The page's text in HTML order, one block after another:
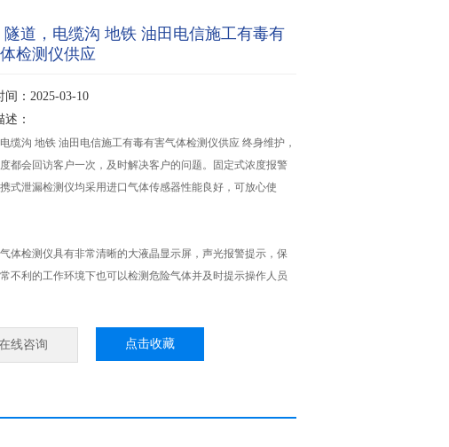
隧道，电缆沟 地铁 油田电信施工有毒有
检测仪供应
间：2025-03-10
：
缆沟 地铁 油田电信施工有毒有害气体检测仪供应 终身维护，
都会回访客户一次，及时解决客户的问题。固定式浓度报警
式泄漏检测仪均采用进口气体传感器性能良好，可放心使
体检测仪具有非常清晰的大液晶显示屏，声光报警提示，保
不利的工作环境下也可以检测危险气体并及时提示操作人员
线咨询 点击收藏